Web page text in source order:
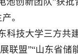
。
科技大学三方共
盟”“山东省储